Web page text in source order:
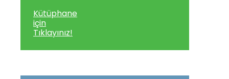
Kütüphane
için
Tıklayınız!